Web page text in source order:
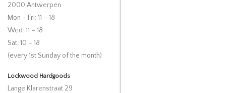
2000 Antwerpen
Mon – Fri: 11 – 18
Wed: 11 – 18
Sat: 10 – 18
(every 1st Sunday of the month)
Lockwood Hardgoods
Lange Klarenstraat 29